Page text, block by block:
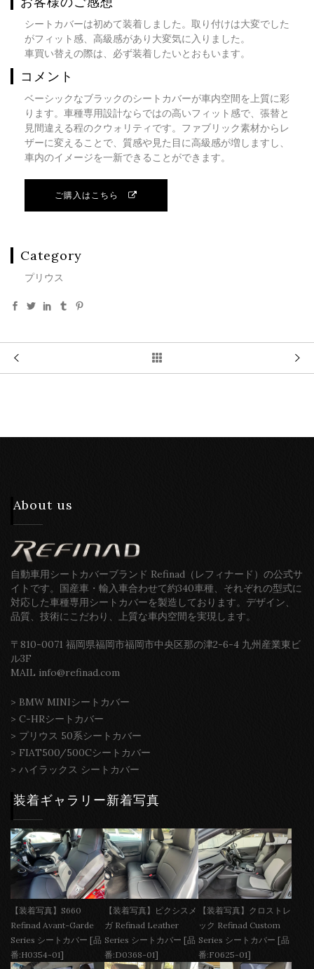
シートカバーは初めて装着しました。取り付けは大変でした
がフィット感、高級感があり大変気に入りました。
車買い替えの際は、必ず装着したいとおもいます。
コメント
ベーシックなブラックのシートカバーが車内空間を上質に彩
ります。車種専用設計ならではの高いフィット感で、張替と
見間違える程のクウォリティです。ファブリック素材からレ
ザーに変えることで、質感や見た目に高級感が増しますし、
車内のイメージを一新できることができます。
ご購入はこちら
Category
プリウス
About us
自動車用シートカバーブランド Refinad（レフィナード）の公式サ
イトです。国産車・輸入車合わせて約340車種、それぞれの型式に
対応した車種専用シートカバーを製造しております。デザイン、
品質、技術にこだわり、上質な車内空間を実現します。
〒810-0071 福岡県福岡市福岡市中央区那の津2-6-4 九州産業東ビ
ル3F
MAIL info@refinad.com
> BMW MINIシートカバー
> C-HRシートカバー
> プリウス 50系シートカバー
> FIAT500/500Cシートカバー
> ハイラックス シートカバー
装着ギャラリー新着写真
【装着写真】S660
Refinad Avant-Garde
Series シートカバー [品
番:H0354-01]
【装着写真】ピクシスメ
ガ Refinad Leather
Series シートカバー [品
番:D0368-01]
【装着写真】クロストレ
ック Refinad Custom
Series シートカバー [品
番:F0625-01]